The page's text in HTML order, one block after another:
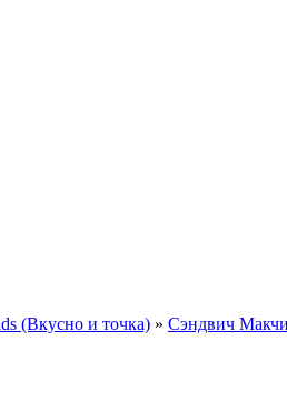
(Вкусно и точка) » Сэндвич